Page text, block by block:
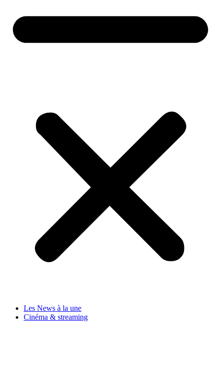
Les News à la une
Cinéma & streaming